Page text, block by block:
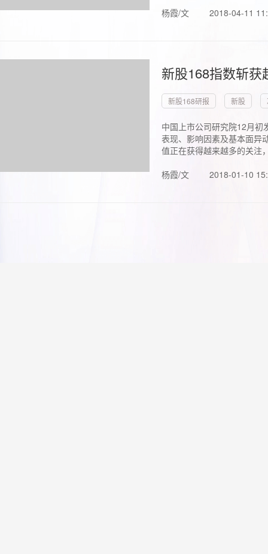
杨霞/文 2018-04-11
新股168指数斩
新股168研报 新股
中国上市公司研究院12月初
表现、影响因素及基本面异
值正在获得越来越多的关注
杨霞/文
2018-01-10